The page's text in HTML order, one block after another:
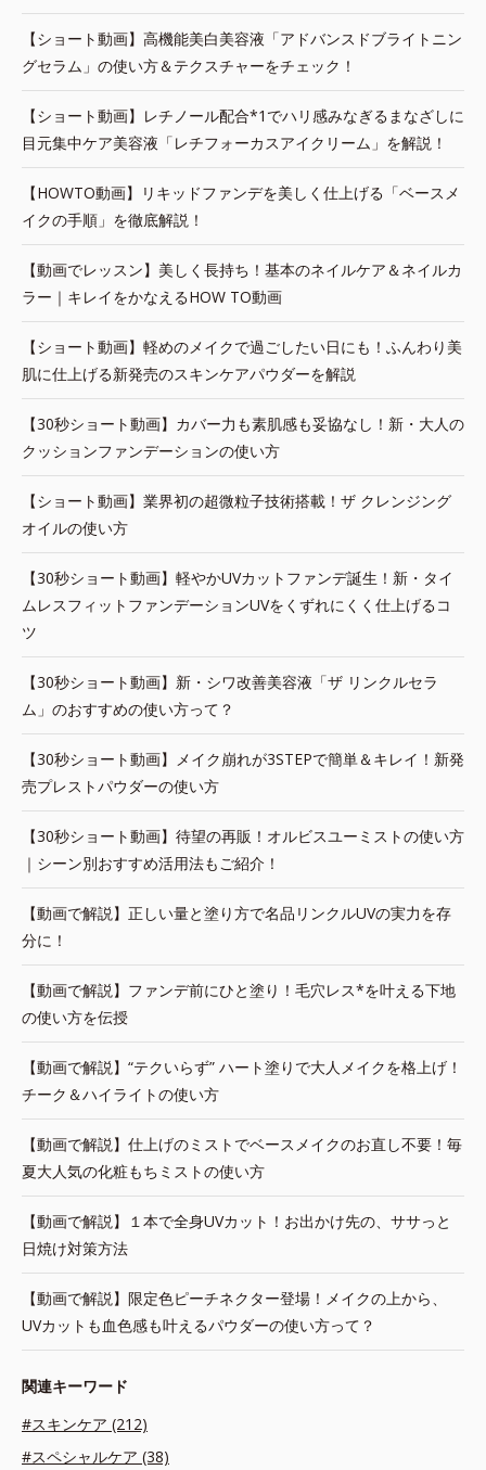
【ショート動画】高機能美白美容液「アドバンスドブライトニン
グセラム」の使い方＆テクスチャーをチェック！
【ショート動画】レチノール配合*1でハリ感みなぎるまなざしに
目元集中ケア美容液「レチフォーカスアイクリーム」を解説！
【HOWTO動画】リキッドファンデを美しく仕上げる「ベースメ
イクの手順」を徹底解説！
【動画でレッスン】美しく長持ち！基本のネイルケア＆ネイルカ
ラー｜キレイをかなえるHOW TO動画
【ショート動画】軽めのメイクで過ごしたい日にも！ふんわり美
肌に仕上げる新発売のスキンケアパウダーを解説
【30秒ショート動画】カバー力も素肌感も妥協なし！新・大人の
クッションファンデーションの使い方
【ショート動画】業界初の超微粒子技術搭載！ザ クレンジング
オイルの使い方
【30秒ショート動画】軽やかUVカットファンデ誕生！新・タイ
ムレスフィットファンデーションUVをくずれにくく仕上げるコ
ツ
【30秒ショート動画】新・シワ改善美容液「ザ リンクルセラ
ム」のおすすめの使い方って？
【30秒ショート動画】メイク崩れが3STEPで簡単＆キレイ！新発
売プレストパウダーの使い方
【30秒ショート動画】待望の再販！オルビスユーミストの使い方
｜シーン別おすすめ活用法もご紹介！
【動画で解説】正しい量と塗り方で名品リンクルUVの実力を存
分に！
【動画で解説】ファンデ前にひと塗り！毛穴レス*を叶える下地
の使い方を伝授
【動画で解説】“テクいらず” ハート塗りで大人メイクを格上げ！
チーク＆ハイライトの使い方
【動画で解説】仕上げのミストでベースメイクのお直し不要！毎
夏大人気の化粧もちミストの使い方
【動画で解説】１本で全身UVカット！お出かけ先の、ササっと
日焼け対策方法
【動画で解説】限定色ピーチネクター登場！メイクの上から、
UVカットも血色感も叶えるパウダーの使い方って？
関連キーワード
#スキンケア (212)
#スペシャルケア (38)